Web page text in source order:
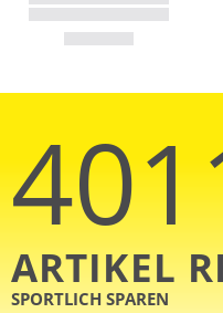
ARTIKEL
SPORTLICH SPAREN